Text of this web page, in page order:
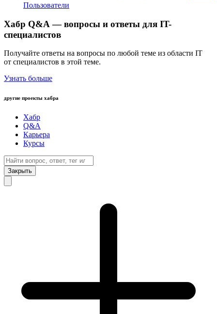
Пользователи
Хабр Q&A — вопросы и ответы для IT-
специалистов
Получайте ответы на вопросы по любой теме из области IT
от специалистов в этой теме.
Узнать больше
другие проекты хабра
Хабр
Q&A
Карьера
Курсы
Закрыть